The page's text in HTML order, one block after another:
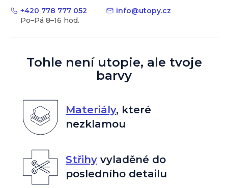
+420 778 777 052 info@utopy.cz
Tohle není utopie, ale tvoje
barvy
Materiály, které
nezklamou
Střihyvyladěné do
posledního detailu